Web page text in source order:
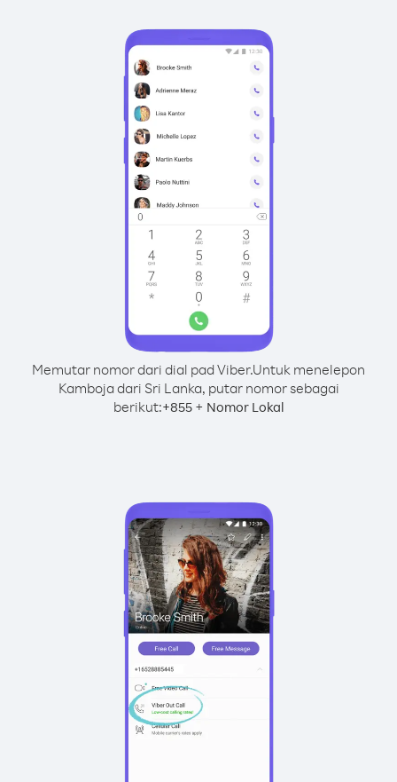
Memutar nomor dari dial pad Viber.Untuk menelepon
Kamboja dari Sri Lanka, putar nomor sebagai
berikut:+855+ Nomor Lokal